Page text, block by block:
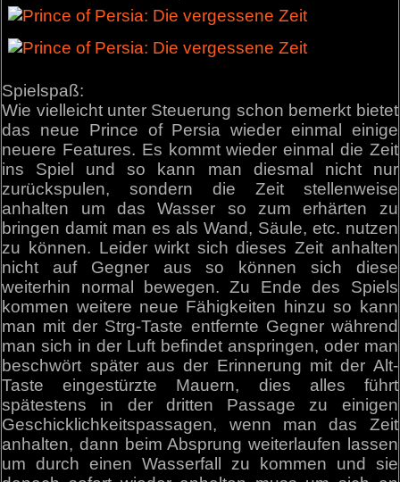
Spielspaß:
Wie vielleicht unter Steuerung schon bemerkt bietet
das neue Prince of Persia wieder einmal einige
neuere Features. Es kommt wieder einmal die Zeit
ins Spiel und so kann man diesmal nicht nur
zurückspulen, sondern die Zeit stellenweise
anhalten um das Wasser so zum erhärten zu
bringen damit man es als Wand, Säule, etc. nutzen
zu können. Leider wirkt sich dieses Zeit anhalten
nicht auf Gegner aus so können sich diese
weiterhin normal bewegen. Zu Ende des Spiels
kommen weitere neue Fähigkeiten hinzu so kann
man mit der Strg-Taste entfernte Gegner während
man sich in der Luft befindet anspringen, oder man
beschwört später aus der Erinnerung mit der Alt-
Taste eingestürzte Mauern, dies alles führt
spätestens in der dritten Passage zu einigen
Geschicklichkeitspassagen, wenn man das Zeit
anhalten, dann beim Absprung weiterlaufen lassen
um durch einen Wasserfall zu kommen und sie